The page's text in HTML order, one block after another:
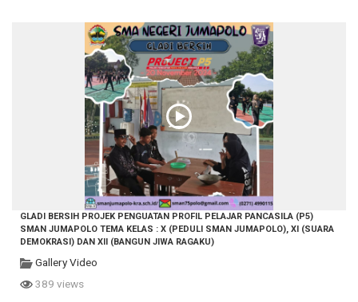
GLADI BERSIH PROJEK PENGUATAN PROFIL PELAJAR PANCASILA (P5)
SMAN JUMAPOLO TEMA KELAS : X (PEDULI SMAN JUMAPOLO), XI (SUARA
DEMOKRASI) DAN XII (BANGUN JIWA RAGAKU)
Gallery Video
389 views